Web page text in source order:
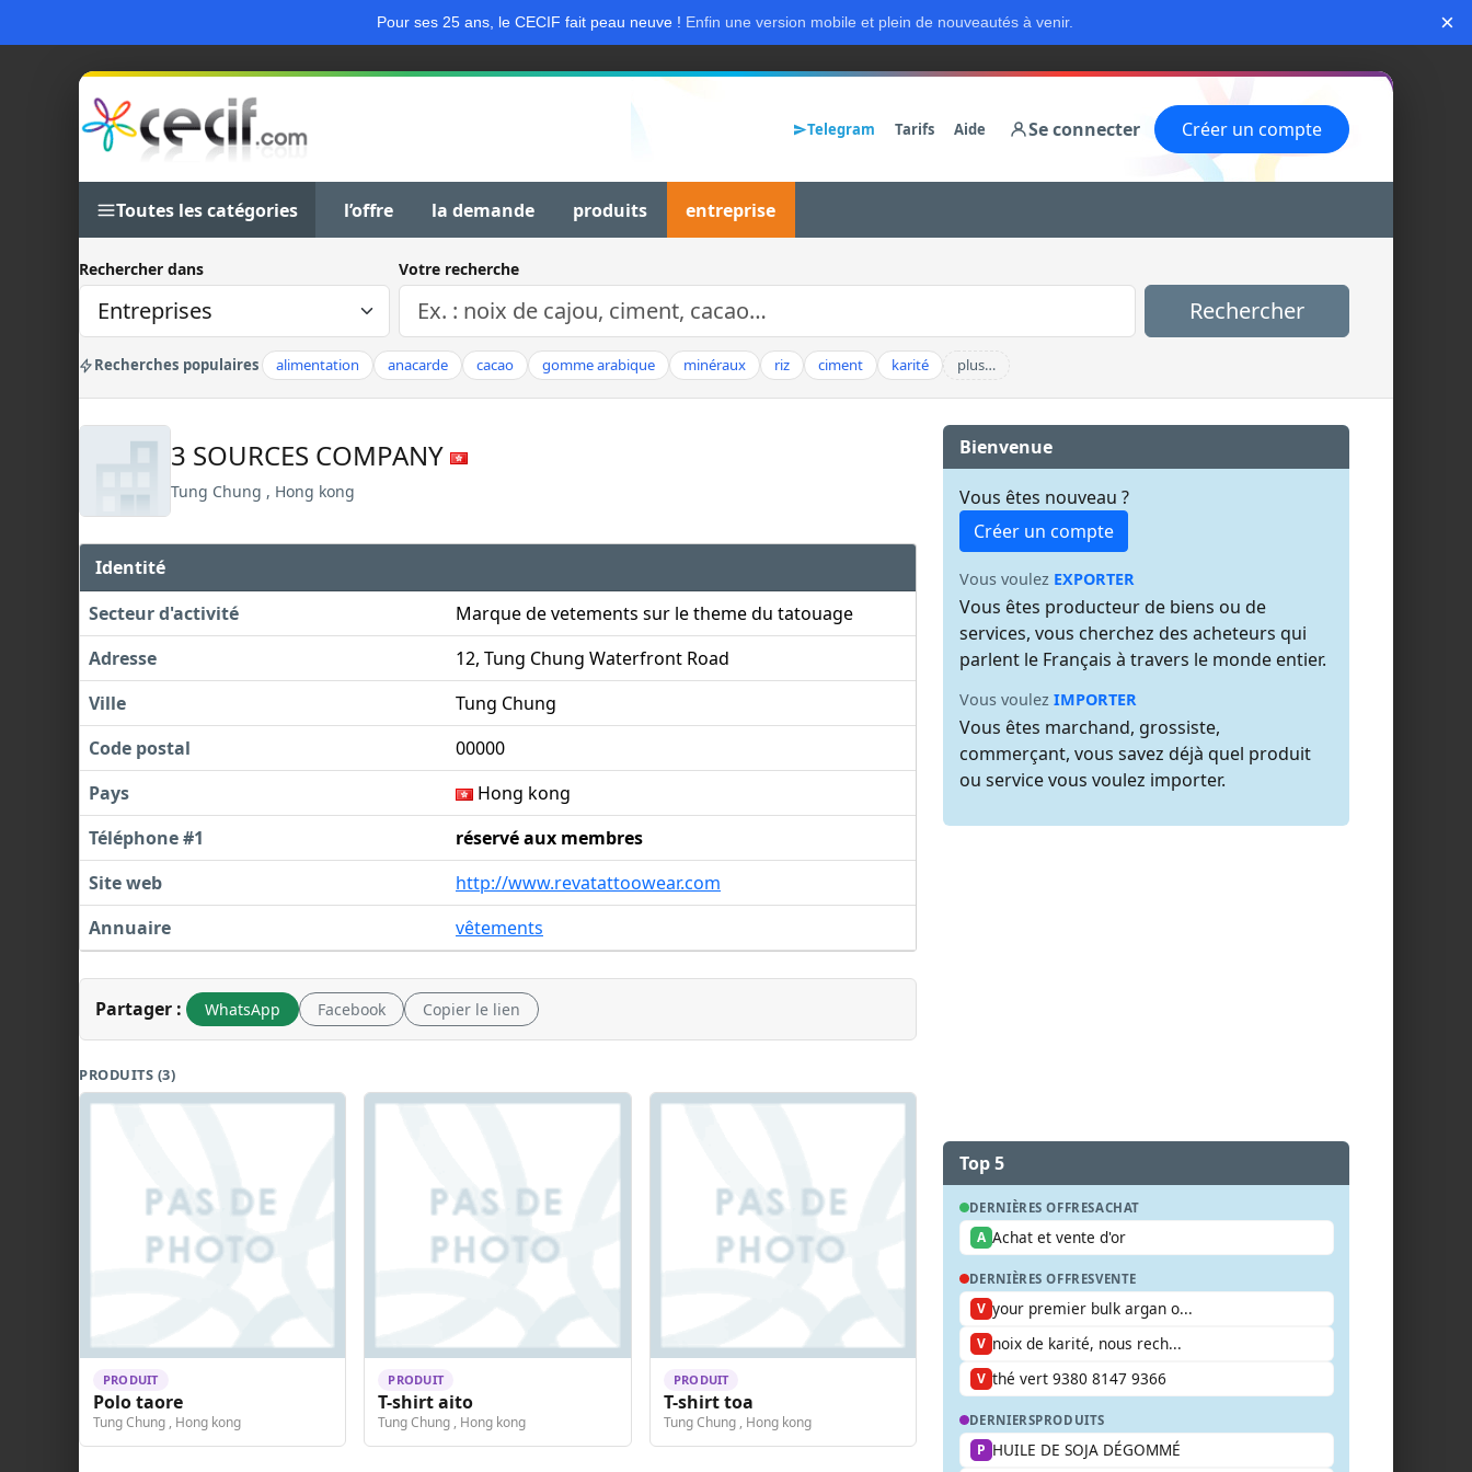
Pour ses 25 ans, le CECIF fait peau neuve ! Enfin une version mobile et plein de nouveautés à venir. ×
Telegram Tarifs Aide Se connecter Créer un compte
Toutes les catégories l’offre la demande produits entreprise
Rechercher dans Votre recherche
Rechercher
Recherches populaires alimentation anacarde cacao gomme arabique minéraux riz ciment karité plus…
3 SOURCES COMPANY
Tung Chung , Hong kong
Identité
Secteur d'activité
Marque de vetements sur le theme du tatouage
Adresse
12, Tung Chung Waterfront Road
Ville
Tung Chung
Code postal
00000
Pays
Hong kong
Téléphone #1
réservé aux membres
Site web
http://www.revatattoowear.com
Annuaire
vêtements
Partager : WhatsApp Facebook Copier le lien
PRODUITS (3)
PRODUIT
Polo taore
Tung Chung , Hong kong
PRODUIT
T-shirt aito
Tung Chung , Hong kong
PRODUIT
T-shirt toa
Tung Chung , Hong kong
Bienvenue
Vous êtes nouveau ?
Créer un compte
Vous voulez EXPORTER
Vous êtes producteur de biens ou de
services, vous cherchez des acheteurs qui
parlent le Français à travers le monde entier.
Vous voulez IMPORTER
Vous êtes marchand, grossiste,
commerçant, vous savez déjà quel produit
ou service vous voulez importer.
Top 5
DERNIÈRES OFFRESACHAT
A Achat et vente d'or
DERNIÈRES OFFRESVENTE
V your premier bulk argan o...
V noix de karité, nous rech...
V thé vert 9380 8147 9366
DERNIERSPRODUITS
P HUILE DE SOJA DÉGOMMÉ